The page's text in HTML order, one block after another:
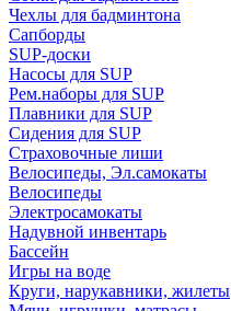
Чехлы для бадминтона
Сапборды
SUP-доски
Насосы для SUP
Рем.наборы для SUP
Плавники для SUP
Сидения для SUP
Страховочные лиши
Велосипеды, Эл.самокаты
Велосипеды
Электросамокаты
Надувной инвентарь
Бассейн
Игры на воде
Круги, нарукавники, жилеты